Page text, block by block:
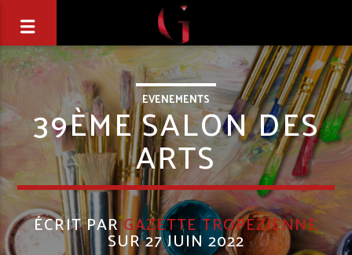
EVENEMENTS
39ÈME SALON DES
ARTS
ÉCRIT PARGAZETTE TROPEZIENNE
SUR 27 JUIN 2022